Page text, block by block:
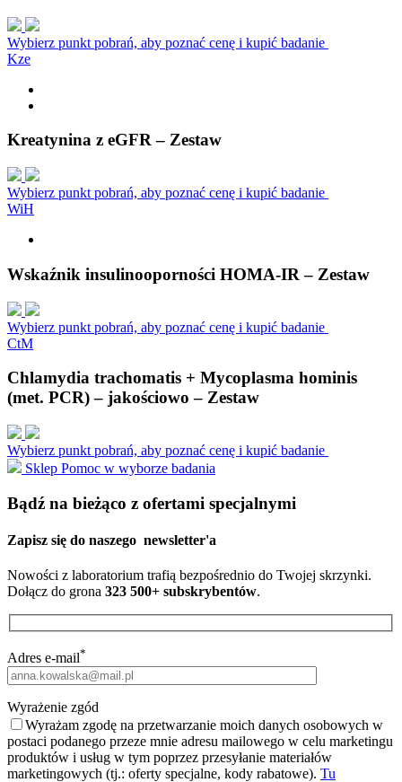
Wybierz punkt pobrań, aby poznać cenę i kupić badanie
Kze
Kreatynina z eGFR – Zestaw
Wybierz punkt pobrań, aby poznać cenę i kupić badanie
WiH
Wskaźnik insulinooporności HOMA-IR – Zestaw
Wybierz punkt pobrań, aby poznać cenę i kupić badanie
CtM
Chlamydia trachomatis + Mycoplasma hominis
(met. PCR) – jakościowo – Zestaw
Wybierz punkt pobrań, aby poznać cenę i kupić badanie
Sklep Pomoc w wyborze badania
Bądź na bieżąco z ofertami specjalnymi
Zapisz się do naszego newsletter'a
Nowości z laboratorium trafią bezpośrednio do Twojej skrzynki.
Dołącz do grona 323 500+ subskrybentów.
Adres e-mail*
Wyrażenie zgód
Wyrażam zgodę na przetwarzanie moich danych osobowych w
postaci podanego przeze mnie adresu mailowego w celu marketingu
produktów i usług w tym poprzez przesyłanie materiałów
marketingowych (tj.: oferty specjalne, kody rabatowe). Tu